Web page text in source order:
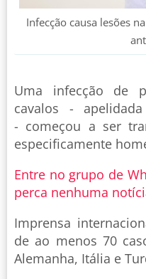
Infecção causa lesões
Uma infecção de
cavalos -
- começou a ser
especificamente
Entre no grupo de
perca nenhuma
Imprensa
de ao menos 70
Alemanha, Itália e